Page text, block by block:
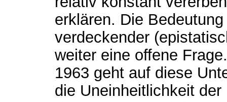
erklären. Die
verdeckender
weiter eine offene
1963 geht auf diese
die Uneinheitlichkeit der